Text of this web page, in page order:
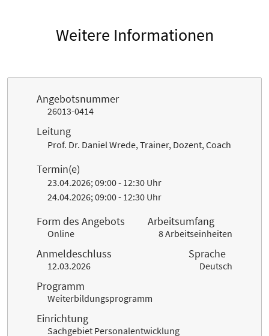
Weitere Informationen
Angebotsnummer
26013-0414
Leitung
Prof. Dr. Daniel Wrede, Trainer, Dozent, Coach
Termin(e)
23.04.2026; 09:00 - 12:30 Uhr
24.04.2026; 09:00 - 12:30 Uhr
Form des Angebots
Online
Arbeitsumfang
8 Arbeitseinheiten
Anmeldeschluss
12.03.2026
Sprache
Deutsch
Programm
Weiterbildungsprogramm
Einrichtung
Sachgebiet Personalentwicklung